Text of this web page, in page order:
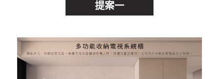
提案一